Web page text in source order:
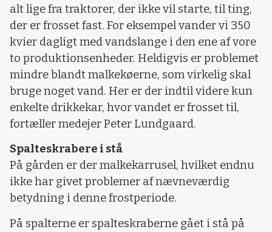
alt lige fra traktorer, der ikke vil starte, til ting,
der er frosset fast. For eksempel vander vi 350
kvier dagligt med vandslange i den ene af vore
to produktionsenheder. Heldigvis er problemet
mindre blandt malkekøerne, som virkelig skal
bruge noget vand. Her er der indtil videre kun
enkelte drikkekar, hvor vandet er frosset til,
fortæller medejer Peter Lundgaard.
Spalteskrabere i stå
På gården er der malkekarrusel, hvilket endnu
ikke har givet problemer af nævneværdig
betydning i denne frostperiode.
På spalterne er spalteskraberne gået i stå på